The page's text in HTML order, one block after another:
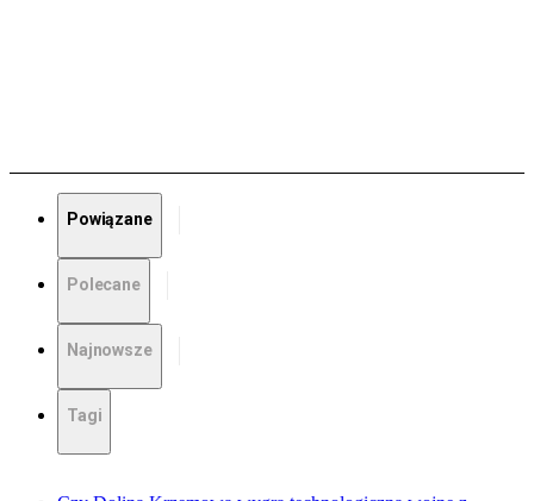
Powiązane
Polecane
Najnowsze
Tagi